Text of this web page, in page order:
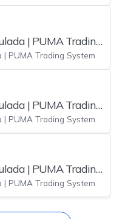
| PUMA Trading
PUMA Trading System
| PUMA Trading
PUMA Trading System
| PUMA Trading
PUMA Trading System